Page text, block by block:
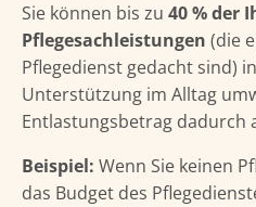
Sie können bis zu 40 % der
Pflegesachleistungen (die
Pflegedienst gedacht sind)
Unterstützung im Alltag
Entlastungsbetrag dadurch
Beispiel: Wenn Sie keinen
das Budget des